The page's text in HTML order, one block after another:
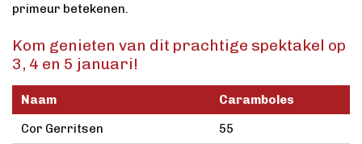
primeur betekenen.
Kom genieten van dit prachtige spektakel op
3, 4 en 5 januari!
Naam
Caramboles
Cor Gerritsen
55